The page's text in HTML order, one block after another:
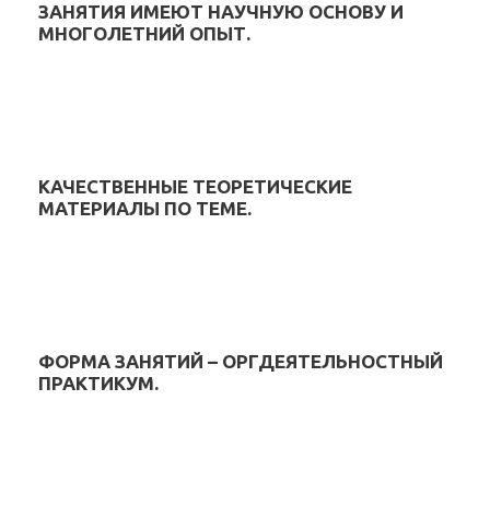
ЗАНЯТИЯ ИМЕЮТ НАУЧНУЮ ОСНОВУ И
МНОГОЛЕТНИЙ ОПЫТ.
КАЧЕСТВЕННЫЕ ТЕОРЕТИЧЕСКИЕ
МАТЕРИАЛЫ ПО ТЕМЕ.
ФОРМА ЗАНЯТИЙ – ОРГДЕЯТЕЛЬНОСТНЫЙ
ПРАКТИКУМ.